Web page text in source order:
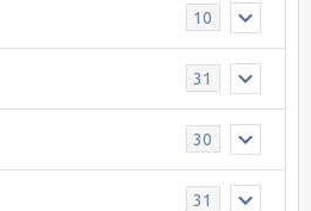
10
31
30
31